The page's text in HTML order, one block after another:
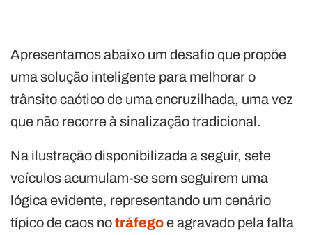
Apresentamos abaixo um desafio que propõe
uma solução inteligente para melhorar o
trânsito caótico de uma encruzilhada, uma vez
que não recorre à sinalização tradicional.
Na ilustração disponibilizada a seguir, sete
veículos acumulam-se sem seguirem uma
lógica evidente, representando um cenário
típico de caos notráfegoe agravado pela falta